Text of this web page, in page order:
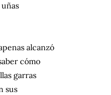
alcanzó
cómo
garras
sus